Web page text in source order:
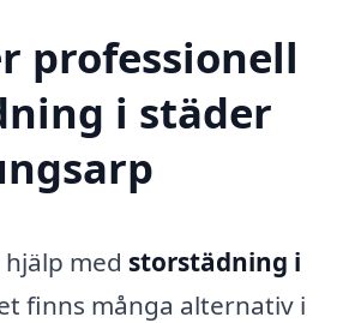
professionell
i städer
med storstädning i
finns många alternativ i